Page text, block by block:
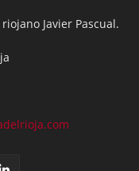
Javier Pascual.